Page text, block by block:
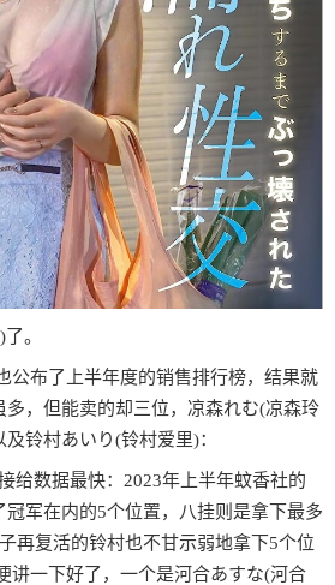
。
公布了上半年度的销售排行榜，结果就
，但能卖的却三位，凉森れむ(凉森玲
铃村あいり(铃村爱里)：
给数据最快：2023年上半年蚊香社的
军在内的5个位置，八挂则是拿下最多
再复活的铃村也不甘示弱地拿下5个位
讲一下好了，一个是河合あすな(河合